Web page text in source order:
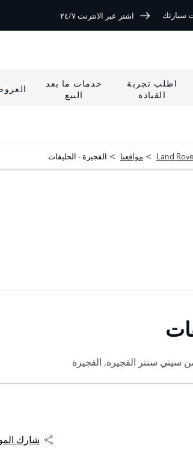
سيارتك اشتر عبر الانترنت ٢٤/٧
اطلب تجربة
القيادة
خدمات ما بعد
البيع
Land
> مواقعنا > الفجيرة - الحليفات
سيتي سنتر الفجيرة, الفجيرة
شارك